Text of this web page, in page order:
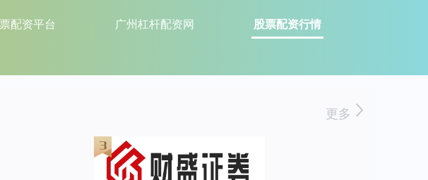
配资平台 广州杠杆配资网 股票配资行情
更多